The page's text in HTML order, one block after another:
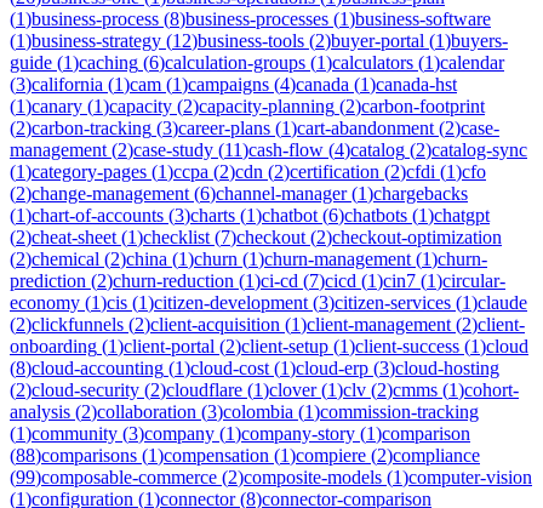
(1)business-process (8)business-processes (1)business-software
(1)business-strategy (12)business-tools (2)buyer-portal (1)buyers-
guide (1)caching (6)calculation-groups (1)calculators (1)calendar
(3)california (1)cam (1)campaigns (4)canada (1)canada-hst
(1)canary (1)capacity (2)capacity-planning (2)carbon-footprint
(2)carbon-tracking (3)career-plans (1)cart-abandonment (2)case-
management (2)case-study (11)cash-flow (4)catalog (2)catalog-sync
(1)category-pages (1)ccpa (2)cdn (2)certification (2)cfdi (1)cfo
(2)change-management (6)channel-manager(1)chargebacks
(1)chart-of-accounts (3)charts (1)chatbot (6)chatbots (1)chatgpt
(2)cheat-sheet (1)checklist (7)checkout (2)checkout-optimization
(2)chemical (2)china (1)churn (1)churn-management (1)churn-
prediction (2)churn-reduction (1)ci-cd (7)cicd (1)cin7 (1)circular-
economy (1)cis (1)citizen-development (3)citizen-services (1)claude
(2)clickfunnels (2)client-acquisition (1)client-management (2)client-
onboarding (1)client-portal (2)client-setup (1)client-success (1)cloud
(8)cloud-accounting (1)cloud-cost (1)cloud-erp (3)cloud-hosting
(2)cloud-security (2)cloudflare (1)clover(1)clv (2)cmms (1)cohort-
analysis (2)collaboration (3)colombia (1)commission-tracking
(1)community (3)company (1)company-story (1)comparison
(88)comparisons (1)compensation (1)compiere (2)compliance
(99)composable-commerce (2)composite-models (1)computer-vision
(1)configuration (1)connector(8)connector-comparison